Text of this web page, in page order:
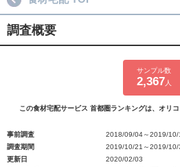
調査概要
サンプル数
2,367 人
この食材宅配サービス 首都圏ランキングは、オリ
事前調査
2018/09/04～2019/10/
調査期間
2019/10/21～2019/10/
更新日
2020/02/03